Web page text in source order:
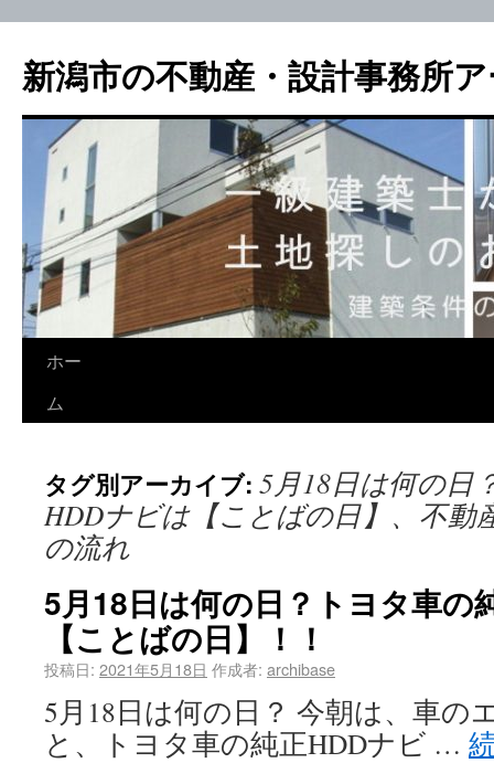
新潟市の不動産・設計事務所
ホー
ム
タグ別アーカイブ: 5月18日は何の日
HDDナビは【ことばの日】、不動
の流れ
5月18日は何の日？トヨタ車の
【ことばの日】！！
投稿日: 2021年5月18日 作成者: archibase
5月18日は何の日？ 今朝は、車の
と、トヨタ車の純正HDDナビ …